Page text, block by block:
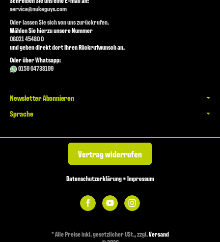
service@nukeguys.com
Oder lassen Sie sich von uns zurückrufen.
Wählen Sie hierzu unsere Nummer
06021 45480 0
und geben direkt dort Ihren Rückrufwunsch an.
Oder über Whatsapp:
0159 04738199
Newsletter Abonnieren
Sprache
Vertrag widerrufen
Datenschutzerklärung•Impressum
*Alle Preise inkl. gesetzlicher USt., zzgl.Versand